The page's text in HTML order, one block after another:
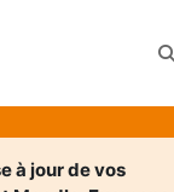
à jour de vos